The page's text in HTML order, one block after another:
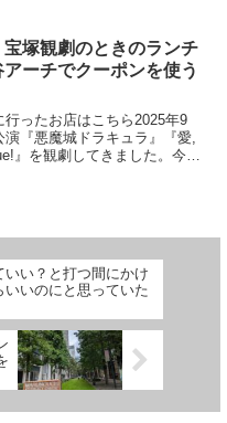
人気の牛タン司さんに入るこ
た。...
宝塚観劇のときのランチ
アーチでクーポンを使う
行ったお店はこちら2025年9
演『悪魔城ドラキュラ』『愛,
』を観劇してきました。今回
いい？と打つ間にかけ
いいのにと思っていた